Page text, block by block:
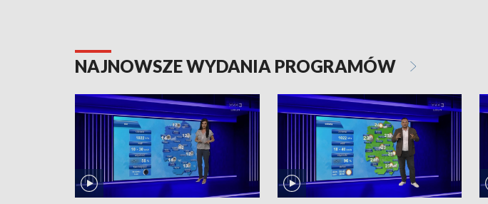
NAJNOWSZE WYDANIA PROGRAMÓW